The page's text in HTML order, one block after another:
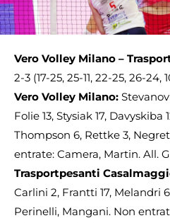
Vero Volley Milano –
2-3 (17-25, 25-11, 22-25, 26-24,
Vero Volley Milano:
Folie 13, Stysiak 17, Davyskiba
Thompson 6, Rettke 3,
entrate: Camera, Martin. All.
Trasportpesanti
Carlini 2, Frantti 17, Melandri
Perinelli, Mangani. Non